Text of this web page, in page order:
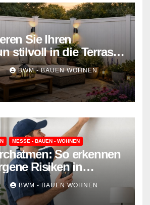
Sie Ihren
stilvoll in die Terrasse
weniger
BWM - BAUEN WOHNEN
MESSE - BAUEN - WOHNEN
So erkennen
Risiken in
BWM - BAUEN WOHNEN